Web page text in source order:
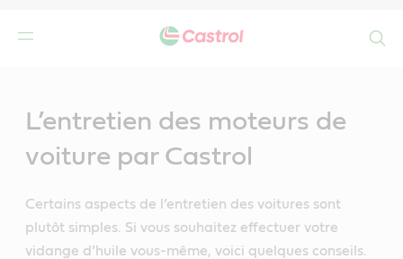
L’entretien des moteurs de
voiture par Castrol
Certains aspects de l’entretien des voitures sont
plutôt simples. Si vous souhaitez effectuer votre
vidange d’huile vous-même, voici quelques conseils.